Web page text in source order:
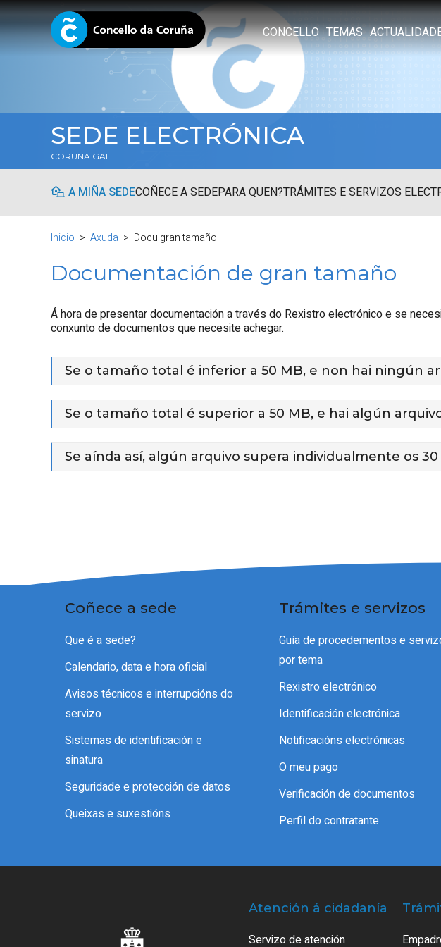
CONCELLO TEMAS
SEDE ELECTRÓNICA
CORUNA.GAL
A MIÑA SEDECOÑECE A SEDEPARA QUEN?TRÁMITES E SERVIZOS
Inicio Axuda Docu gran tamaño
Documentación de gran tamaño
Á hora de presentar documentación a través do Rexistro electrónico e se
conxunto de documentos que necesite achegar.
Se o tamaño total é inferior a 50 MB, e non hai ningún
Se o tamaño total é superior a 50 MB, e hai algún
Se aínda así, algún arquivo supera individualmente os 30
Coñece a sede
Que é a sede?
Calendario, data e hora oficial
Avisos técnicos e interrupcións do
servizo
Sistemas de identificación e
sinatura
Seguridade e protección de datos
Queixas e suxestións
Trámites e servizos
Guía de procedementos e
por tema
Rexistro electrónico
Identificación electrónica
Notificacións electrónicas
O meu pago
Verificación de documentos
Perfil do contratante
Atención á cidadanía
Servizo de atención